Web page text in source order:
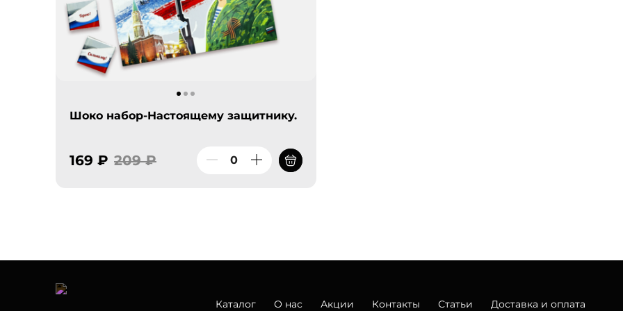
Шоко набор-Настоящему защитнику.
169 ₽ 209 ₽
Каталог О нас Акции Контакты Статьи Доставка и оплата